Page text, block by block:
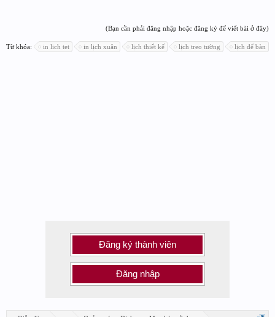
(Bạn cần phải đăng nhập hoặc đăng ký để viết bài ở đây)
Từ khóa: in lich tet in lịch xuân lịch thiết kế lịch treo tường lịch để bàn
Đăng ký thành viên
Đăng nhập